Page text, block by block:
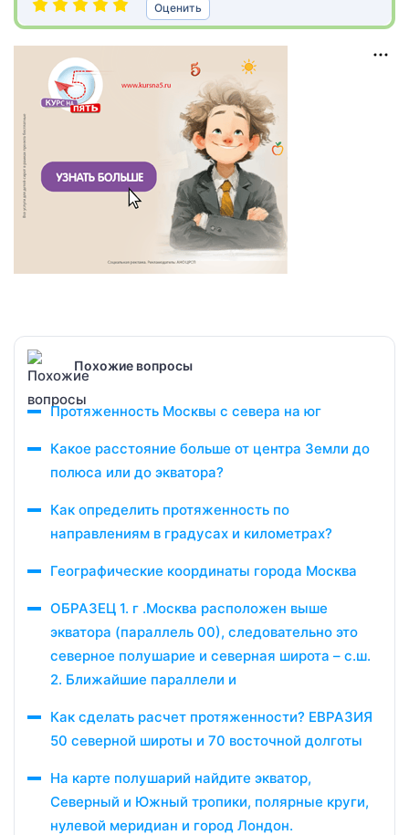
Оценить
Похожие вопросы
Протяженность Москвы с севера на юг
Какое расстояние больше от центра Земли до
полюса или до экватора?
Как определить протяженность по
направлениям в градусах и километрах?
Географические координаты города Москва
ОБРАЗЕЦ 1. г .Москва расположен выше
экватора (параллель 00), следовательно это
северное полушарие и северная широта – с.ш.
2. Ближайшие параллели и
Как сделать расчет протяженности? ЕВРАЗИЯ
50 северной широты и 70 восточной долготы
На карте полушарий найдите экватор,
Северный и Южный тропики, полярные круги,
нулевой меридиан и город Лондон.